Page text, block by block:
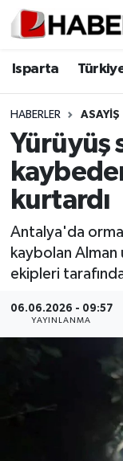
Isparta
HABERLER ASAYİŞ
Yürüyüş
kurtardı
Antalya'da
kaybolan Alman
ekipleri
06.06.2026 - 09:57
YAYINLANMA
Isparta
Esnaf Diyor
ASAYİŞ
BİLİM VE
EĞİTİM
GENEL
Güncel
HABERDE
Isparta
Isparta
Süper Lig
Tüm
Son Dakika
Haber Arşivi